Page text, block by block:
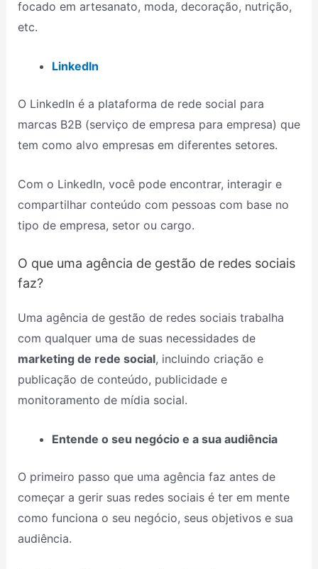
focado em artesanato, moda, decoração, nutrição,
etc.
LinkedIn
O LinkedIn é a plataforma de rede social para
marcas B2B (serviço de empresa para empresa) que
tem como alvo empresas em diferentes setores.
Com o LinkedIn, você pode encontrar, interagir e
compartilhar conteúdo com pessoas com base no
tipo de empresa, setor ou cargo.
O que uma agência de gestão de redes sociais
faz?
Uma agência de gestão de redes sociais trabalha
com qualquer uma de suas necessidades de
marketing de rede social, incluindo criação e
publicação de conteúdo, publicidade e
monitoramento de mídia social.
Entende o seu negócio e a sua audiência
O primeiro passo que uma agência faz antes de
começar a gerir suas redes sociais é ter em mente
como funciona o seu negócio, seus objetivos e sua
audiência.